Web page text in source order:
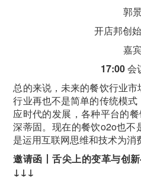
郭
开店邦创
嘉
17:00会
总的来说，未来的餐饮行业
行业再也不是简单的传统模
应时代的发展，各种平台的
深蒂固。现在的餐饮o2o也不
是运用互联网思维和技术为消
邀请函丨舌尖上的变革与创
↓↓↓